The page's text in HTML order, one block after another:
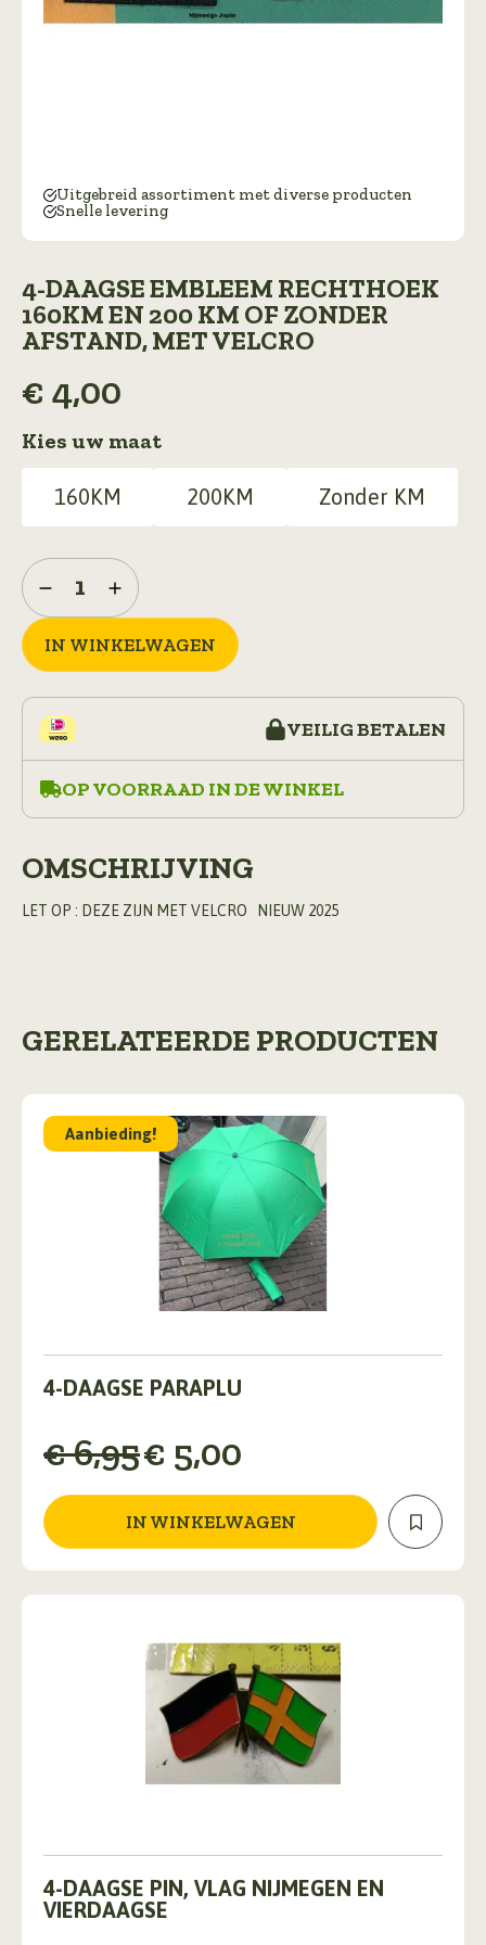
Uitgebreid assortiment met diverse producten
Snelle levering
4-DAAGSE EMBLEEM RECHTHOEK
160KM EN 200 KM OF ZONDER
AFSTAND, MET VELCRO
€ 4,00
Kies uw maat
160KM 200KM Zonder KM
4-
daagse
embleem
rechthoek
160km
en
met
velcro
IN WINKELWAGEN
VEILIG BETALEN
OP VOORRAAD IN DE WINKEL
OMSCHRIJVING
LET OP : DEZE ZIJN MET VELCRO NIEUW 2025
GERELATEERDE PRODUCTEN
Aanbieding!
4-DAAGSE PARAPLU
€6,95Oorspronkelijke
prijs
was:
€ 6,95.
€ 5,00
is:
€ 5,00.
IN WINKELWAGEN
4-DAAGSE PIN, VLAG NIJMEGEN EN
VIERDAAGSE